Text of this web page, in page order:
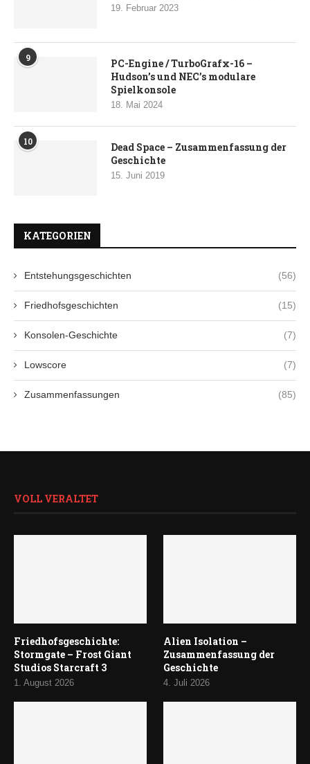
19. Februar 2023
9
PC-Engine / TurboGrafx-16 –
Hudson’s und NEC’s modulare
Spielkonsole
18. Mai 2024
10
Dead Space – Zusammenfassung der
Geschichte
15. Juni 2019
KATEGORIEN
Entstehungsgeschichten (56)
Friedhofsgeschichten (15)
Konsolen-Geschichte (7)
Lowscore (7)
Zusammenfassungen (85)
VOLL VERALTET
Friedhofsgeschichte:
Stormgate – Frost Giant
Studios Starcraft 3
1. August 2026
Alien Isolation –
Zusammenfassung der
Geschichte
4. Juli 2026